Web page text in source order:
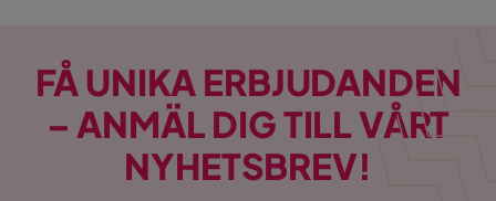
FÅ UNIKA ERBJUDANDEN
– ANMÄL DIG TILL VÅRT
NYHETSBREV!